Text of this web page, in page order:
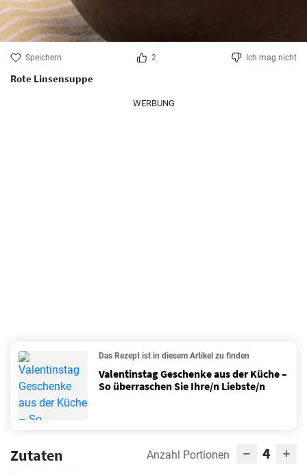
Speichern 2 Ich mag nicht
Rote Linsensuppe
WERBUNG
Das Rezept ist in diesem Artikel zu finden
Valentinstag Geschenke aus der Küche –
So überraschen Sie Ihre/n Liebste/n
Zutaten Anzahl Portionen 4